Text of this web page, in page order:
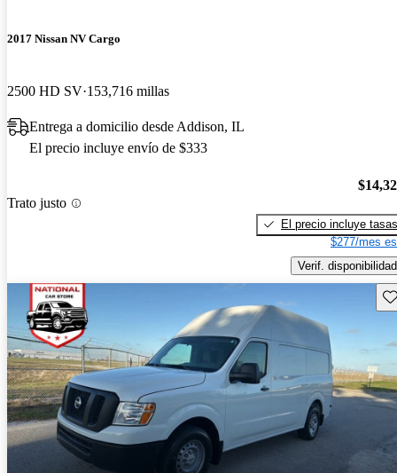
2017 Nissan NV Cargo
2500 HD SV 153,716 millas
Entrega a domicilio desde Addison, IL
El precio incluye envío de $333
Trato justo
El precio incluye tasas
$277/mes
Verif. disponibilidad